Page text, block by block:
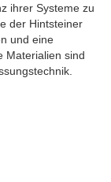
ihrer Systeme zu
der Hintsteiner
und eine
Materialien sind